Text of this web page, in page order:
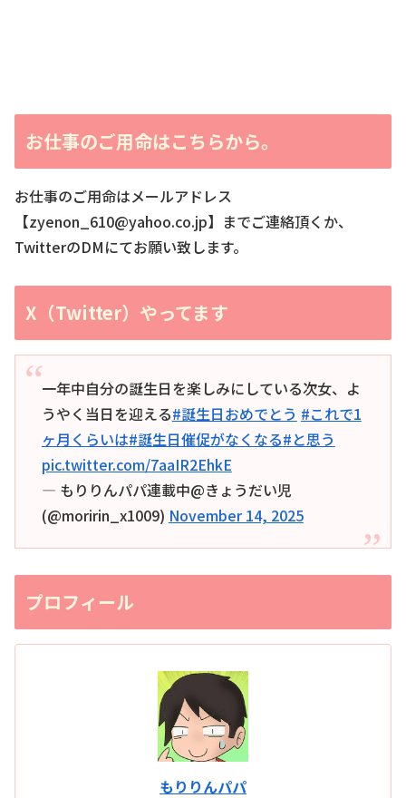
お仕事のご用命はこちらから。
お仕事のご用命はメールアドレス
【zyenon_610@yahoo.co.jp】までご連絡頂くか、
TwitterのDMにてお願い致します。
X（Twitter）やってます
一年中自分の誕生日を楽しみにしている次女、よ
うやく当日を迎える#誕生日おめでとう #これで1
ヶ月くらいは#誕生日催促がなくなる#と思う
pic.twitter.com/7aaIR2EhkE
— もりりんパパ連載中@きょうだい児
(@moririn_x1009) November 14, 2025
プロフィール
もりりんパパ